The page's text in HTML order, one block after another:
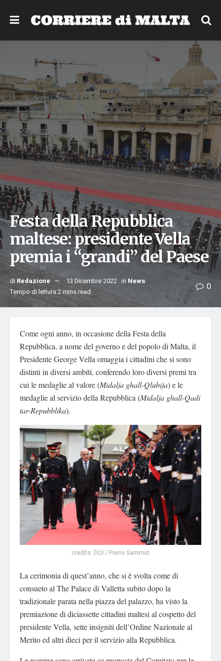
Festa della Repubblica
maltese: presidente Vella
premia i “grandi” del Paese
di Redazione 13 Dicembre 2022 in News
Tempo di lettura:2 mins read
0
Come ogni anno, in occasione della Festa della
Repubblica, a nome del governo e del popolo di Malta, il
Presidente George Vella omaggia i cittadini che si sono
distinti in diversi ambiti, conferendo loro diversi premi tra
cui le medaglie al valore (Midalja ghall-Qlubija) e le
medaglie al servizio della Repubblica (Midalja ghall-Qadi
tar-Repubblika).
credits: DOI / Pierre Sammut
La cerimonia di quest’anno, che si è svolta come di
consueto al The Palace di Valletta subito dopo la
tradizionale parata nella piazza del palazzo, ha visto la
premiazione di diciassette cittadini maltesi al cospetto del
presidente Vella, sette insigniti dell’Ordine Nazionale al
Merito ed altri dieci per il servizio alla Repubblica.